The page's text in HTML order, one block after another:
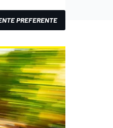
PREFERENTE